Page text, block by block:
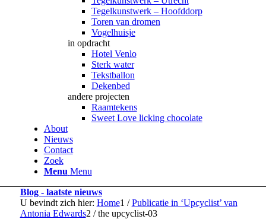
Tegelkunstwerk – Hoofddorp
Toren van dromen
Vogelhuisje
in opdracht
Hotel Venlo
Sterk water
Tekstballon
Dekenbed
andere projecten
Raamtekens
Sweet Love licking chocolate
About
Nieuws
Contact
Zoek
Menu Menu
Blog - laatste nieuws
U bevindt zich hier: Home1 / Publicatie in ‘Upcyclist’ van
Antonia Edwards2 / the upcyclist-03